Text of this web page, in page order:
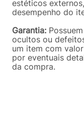
estéticos
desempenho do
Garantia:
ocultos ou
um item com
por eventuais
da compra.